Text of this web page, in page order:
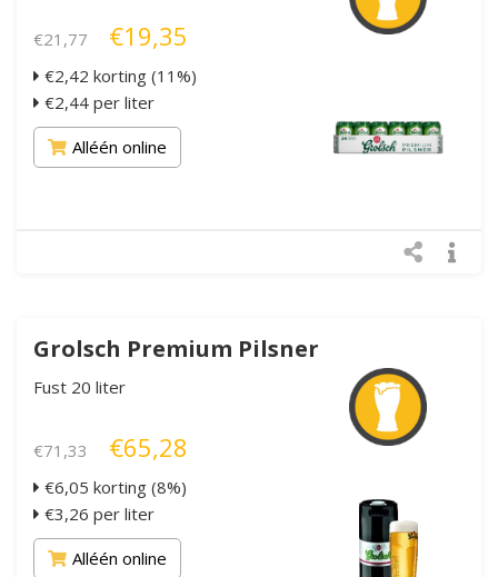
€21,77 €19,35
€2,42 korting (11%)
€2,44 per liter
Alléén online
Grolsch Premium Pilsner
Fust 20 liter
€71,33 €65,28
€6,05 korting (8%)
€3,26 per liter
Alléén online